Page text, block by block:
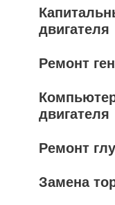
двигателя
Ремонт
двигателя
Ремонт
Замена